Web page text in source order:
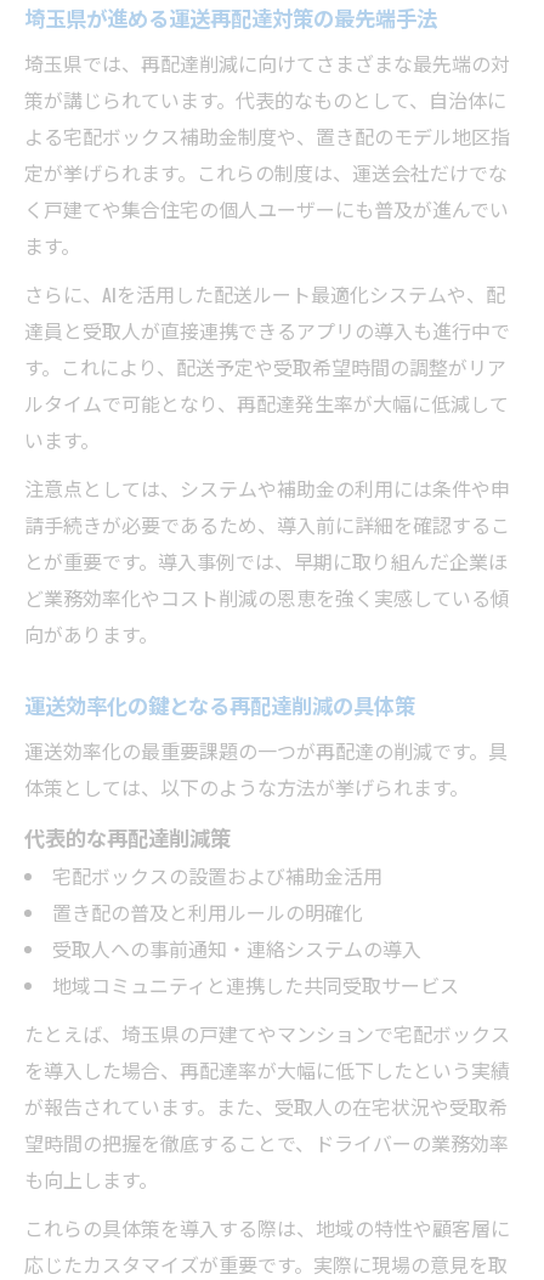
埼玉県が進める運送再配達対策の最先端手法
埼玉県では、再配達削減に向けてさまざまな最先端の対
策が講じられています。代表的なものとして、自治体に
よる宅配ボックス補助金制度や、置き配のモデル地区指
定が挙げられます。これらの制度は、運送会社だけでな
く戸建てや集合住宅の個人ユーザーにも普及が進んでい
ます。
さらに、AIを活用した配送ルート最適化システムや、配
達員と受取人が直接連携できるアプリの導入も進行中で
す。これにより、配送予定や受取希望時間の調整がリア
ルタイムで可能となり、再配達発生率が大幅に低減して
います。
注意点としては、システムや補助金の利用には条件や申
請手続きが必要であるため、導入前に詳細を確認するこ
とが重要です。導入事例では、早期に取り組んだ企業ほ
ど業務効率化やコスト削減の恩恵を強く実感している傾
向があります。
運送効率化の鍵となる再配達削減の具体策
運送効率化の最重要課題の一つが再配達の削減です。具
体策としては、以下のような方法が挙げられます。
代表的な再配達削減策
宅配ボックスの設置および補助金活用
置き配の普及と利用ルールの明確化
受取人への事前通知・連絡システムの導入
地域コミュニティと連携した共同受取サービス
たとえば、埼玉県の戸建てやマンションで宅配ボックス
を導入した場合、再配達率が大幅に低下したという実績
が報告されています。また、受取人の在宅状況や受取希
望時間の把握を徹底することで、ドライバーの業務効率
も向上します。
これらの具体策を導入する際は、地域の特性や顧客層に
応じたカスタマイズが重要です。実際に現場の意見を取